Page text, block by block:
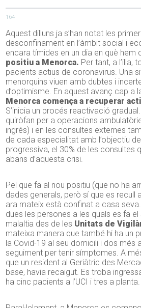
164
Aquest dilluns ja s’han notat les
desconfinament en l’àmbit social i
encara tímides en un dia en què hem
positiu a Menorca. Per tant, a l’illa,
pacients actius de coronavirus. Una
menorquins viuen amb dubtes i
d’optimisme. En aquest avanç cap a
Menorca comença a recuperar
S’inicia un procés reactivació
quiròfan per a operacions
ingrés) i en les consultes externes
de cada especialitat amb l’objectiu
progressiva, el 30% de les consultes
abans d’aquesta crisi.
Pel que fa al nou positiu (que no ha
dades generals, però sí que es recull
ara mateix està confinat a casa
dues les persones a les quals es fa
malaltia des de les Unitats de
mateixa manera que també hi ha un
la Covid-19 al seu domicili i dos més
seguiment per tenir símptomes. A
que un resident al Geriàtric des
base, havia recaigut. Es troba
ha cinc pacients a l’UCI i tres a planta.